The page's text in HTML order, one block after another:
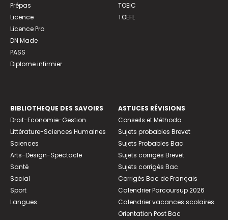
Prépas
Licence
Licence Pro
DN Made
PASS
Diplome infirmier
TOEIC
TOEFL
BIBLIOTHEQUE DES SAVOIRS
Droit-Economie-Gestion
Littérature-Sciences Humaines
Sciences
Arts-Design-Spectacle
Santé
Social
Sport
Langues
ASTUCES RÉVISIONS
Conseils et Méthodo
Sujets probables Brevet
Sujets Probables Bac
Sujets corrigés Brevet
Sujets corrigés Bac
Corrigés Bac de Français
Calendrier Parcoursup 2026
Calendrier vacances scolaires
Orientation Post Bac